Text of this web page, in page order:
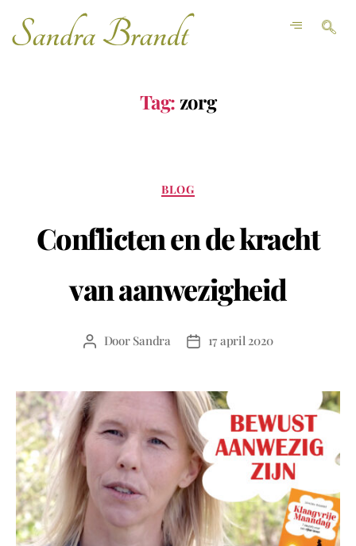
Tag: zorg
BLOG
Conflicten en de kracht
van aanwezigheid
Door Sandra 17 april 2020